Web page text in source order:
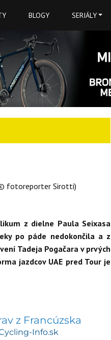
BLOGY SERIÁLY
fotoreporter Sirotti)
z dielne Paula Seixasa
po páde nedokončila a z
Tadeja Pogačara v prvých
jazdcov UAE pred Tour je